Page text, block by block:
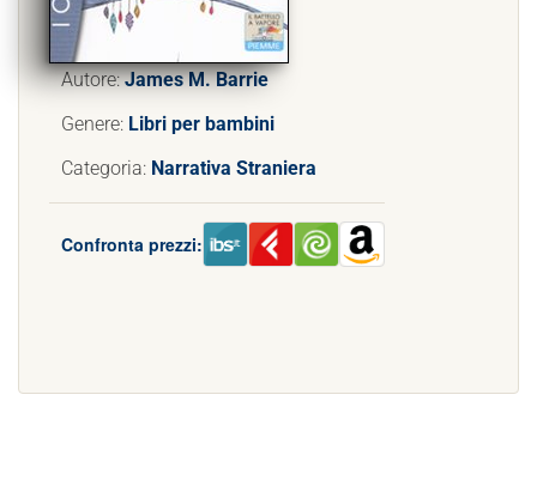
Autore:James M. Barrie
Genere: Libri per bambini
Categoria: Narrativa Straniera
Confronta prezzi: